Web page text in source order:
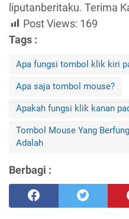
liputanberitaku. Terima
Post Views: 169
Tags :
Apa fungsi tombol klik kiri
Apa saja tombol mouse?
Apakah fungsi klik kanan
Tombol Mouse Yang
Adalah
Berbagi :